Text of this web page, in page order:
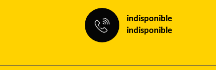
indisponible
indisponible